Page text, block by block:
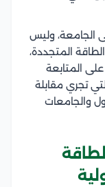
الجامعة، وليس
المتجددة،
المتابعة
تجري مقابلة
والجامعات